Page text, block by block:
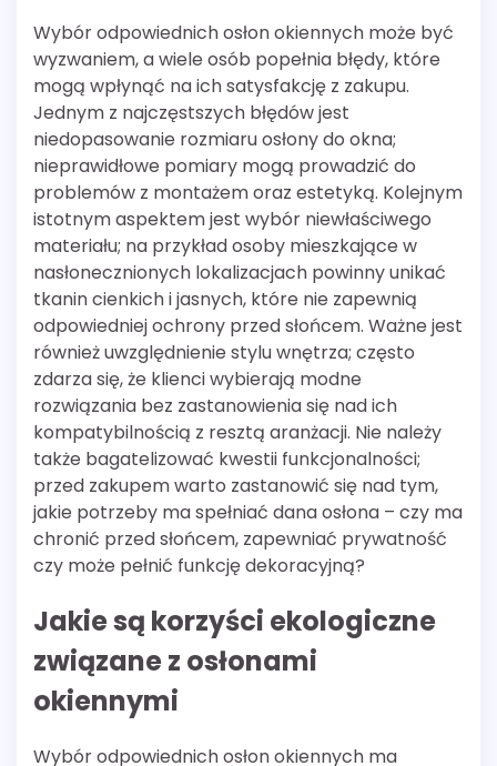
Wybór odpowiednich osłon okiennych może być
wyzwaniem, a wiele osób popełnia błędy, które
mogą wpłynąć na ich satysfakcję z zakupu.
Jednym z najczęstszych błędów jest
niedopasowanie rozmiaru osłony do okna;
nieprawidłowe pomiary mogą prowadzić do
problemów z montażem oraz estetyką. Kolejnym
istotnym aspektem jest wybór niewłaściwego
materiału; na przykład osoby mieszkające w
nasłonecznionych lokalizacjach powinny unikać
tkanin cienkich i jasnych, które nie zapewnią
odpowiedniej ochrony przed słońcem. Ważne jest
również uwzględnienie stylu wnętrza; często
zdarza się, że klienci wybierają modne
rozwiązania bez zastanowienia się nad ich
kompatybilnością z resztą aranżacji. Nie należy
także bagatelizować kwestii funkcjonalności;
przed zakupem warto zastanowić się nad tym,
jakie potrzeby ma spełniać dana osłona – czy ma
chronić przed słońcem, zapewniać prywatność
czy może pełnić funkcję dekoracyjną?
Jakie są korzyści ekologiczne
związane z osłonami
okiennymi
Wybór odpowiednich osłon okiennych ma